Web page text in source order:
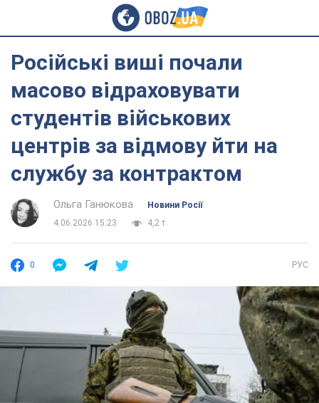
Російські виші почали
масово відраховувати
студентів військових
центрів за відмову йти на
службу за контрактом
Ольга Ганюкова
Новини Росії
4.06.2026 15:23
4,2 т.
0 РУС